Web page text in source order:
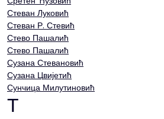
Стеван Луковић
Стеван Р. Стевић
Стево Пашалић
Стево Пашалић
Сузана Стевановић
Сузана Цвијетић
Сунчица Милутиновић
Т